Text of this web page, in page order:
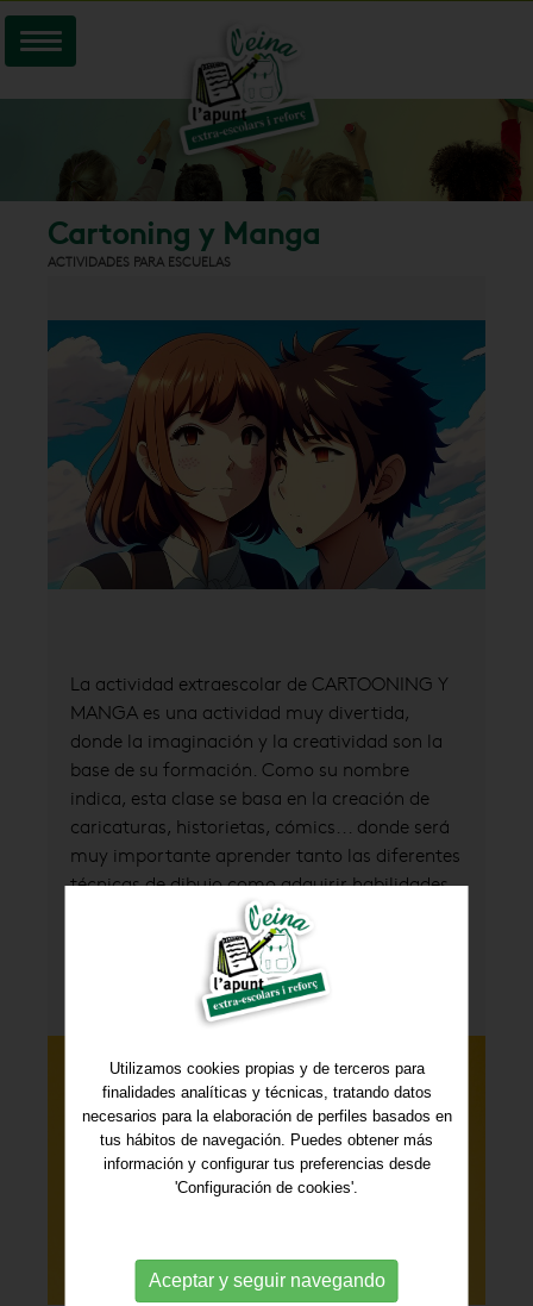
Cartoning y Manga
ACTIVIDADES PARA ESCUELAS
La actividad extraescolar de CARTOONING Y
MANGA es una actividad muy divertida,
donde la imaginación y la creatividad son la
base de su formación. Como su nombre
indica, esta clase se basa en la creación de
caricaturas, historietas, cómics... donde será
muy importante aprender tanto las diferentes
técnicas de dibujo como adquirir habilidades
lingüísticas. A través de la creación de
historias por dibujos, sabrán cómo expresar
las emociones, comprendiendo tanto el
lenguaje verbal como el no verbal.
Utilizamos cookies propias y de terceros para
finalidades analíticas y técnicas, tratando datos
necesarios para la elaboración de perfiles basados en
tus hábitos de navegación. Puedes obtener más
información y configurar tus preferencias desde
'Configuración de cookies'.
Aceptar y seguir navegando